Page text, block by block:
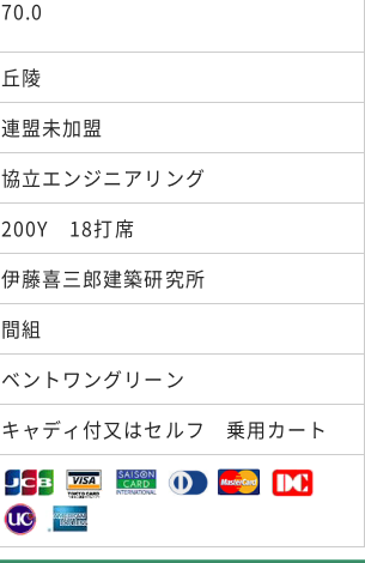
70.0
丘陵
連盟未加盟
協立エンジニアリング
200Y 18打席
伊藤喜三郎建築研究所
間組
ベントワングリーン
キャディ付又はセルフ 乗用カート